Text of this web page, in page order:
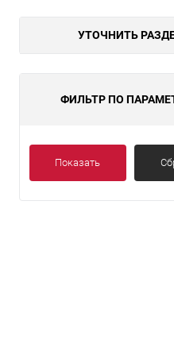
УТОЧНИТЬ
ФИЛЬТР ПО
Показать